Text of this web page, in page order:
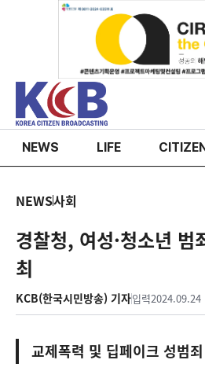
NEWS LIFE
NEWS사회
경찰청, 여성·청소년 범
최
KCB(한국시민방송) 기자입력2024.09.24
교제폭력 및 딥페이크 성범